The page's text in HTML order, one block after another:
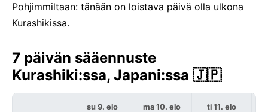
Pohjimmiltaan: tänään on loistava päivä olla ulkona
Kurashikissa.
7 päivän sääennuste
Kurashiki:ssa, Japani:ssa 🇯🇵
su 9. elo ma 10. elo ti 11. elo